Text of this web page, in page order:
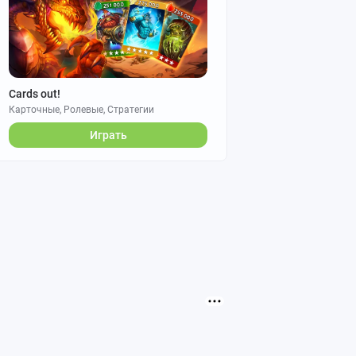
Cards out!
Карточные, Ролевые, Стратегии
Играть